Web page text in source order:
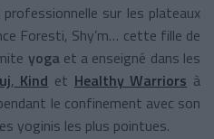
professionnelle sur les plateaux
Foresti, Shy’m… cette fille de
yoga et a enseigné dans les
, Kind et Healthy Warriors à
le confinement avec son
yoginis les plus pointues.